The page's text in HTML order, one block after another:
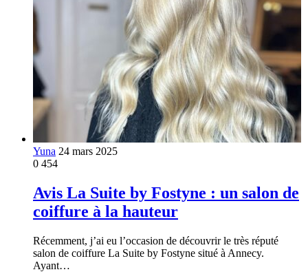
Yuna 24 mars 2025
0 454
Avis La Suite by Fostyne : un salon de
coiffure à la hauteur
Récemment, j’ai eu l’occasion de découvrir le très réputé
salon de coiffure La Suite by Fostyne situé à Annecy.
Ayant…